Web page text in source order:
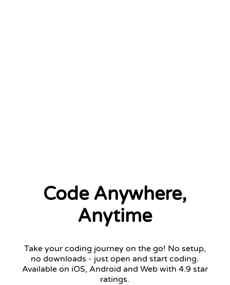
Code Anywhere,
Anytime
Take your coding journey on the go! No setup,
no downloads - just open and start coding.
Available on iOS, Android and Web with 4.9 star
ratings.